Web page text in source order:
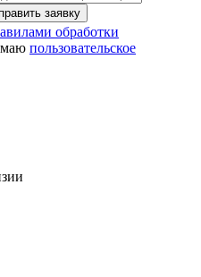
заявку
обработки
пользовательское